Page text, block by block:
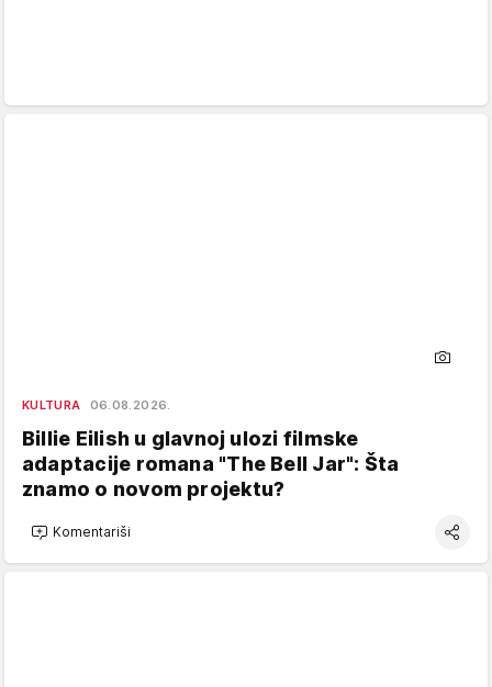
KULTURA 06.08.2026.
Billie Eilish u glavnoj ulozi filmske
adaptacije romana "The Bell Jar": Šta
znamo o novom projektu?
Komentariši